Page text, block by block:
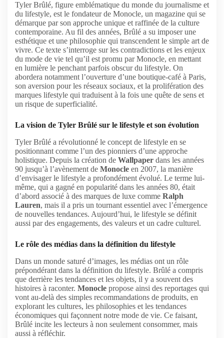
Tyler Brûlé, figure emblématique du monde du journalisme et
du lifestyle, est le fondateur de Monocle, un magazine qui se
démarque par son approche unique et raffinée de la culture
contemporaine. Au fil des années, Brûlé a su imposer une
esthétique et une philosophie qui transcendent le simple art de
vivre. Ce texte s’interroge sur les contradictions et les enjeux
du mode de vie tel qu’il est promu par Monocle, en mettant
en lumière le penchant parfois obscur du lifestyle. On
abordera notamment l’ouverture d’une boutique-café à Paris,
son aversion pour les réseaux sociaux, et la prolifération des
marques lifestyle qui traduisent à la fois une quête de sens et
un risque de superficialité.
La vision de Tyler Brûlé sur le lifestyle et son évolution
Tyler Brûlé a révolutionné le concept de lifestyle en se
positionnant comme l’un des pionniers d’une approche
holistique. Depuis la création de Wallpaper dans les années
90 jusqu’à l’avènement de Monocle en 2007, la manière
d’envisager le lifestyle a profondément évolué. Le terme lui-
même, qui a gagné en popularité dans les années 80, était
d’abord associé à des marques de luxe comme Ralph
Lauren, mais il a pris un tournant essentiel avec l’émergence
de nouvelles tendances. Aujourd’hui, le lifestyle se définit
aussi par des engagements, des valeurs et un cadre culturel.
Le rôle des médias dans la définition du lifestyle
Dans un monde saturé d’images, les médias ont un rôle
prépondérant dans la définition du lifestyle. Brûlé a compris
que derrière les tendances et les objets, il y a souvent des
histoires à raconter. Monocle propose ainsi des reportages qui
vont au-delà des simples recommandations de produits, en
explorant les cultures, les philosophies et les tendances
économiques qui façonnent notre mode de vie. Ce faisant,
Brûlé incite les lecteurs à non seulement consommer, mais
aussi à réfléchir.